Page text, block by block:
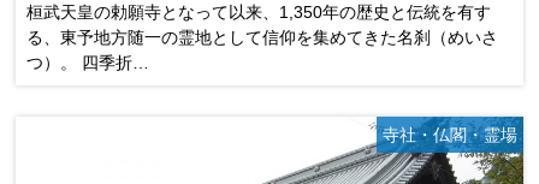
桓武天皇の勅願寺となって以来、1,350年の歴史と伝統を有す
る、東予地方随一の霊地として信仰を集めてきた名刹（めいさ
つ）。 四季折…
寺社・仏閣・霊場